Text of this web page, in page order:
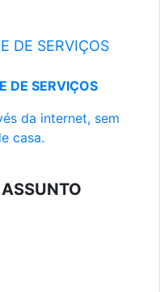
DE SERVIÇOS
DE SERVIÇOS
da internet, sem
casa.